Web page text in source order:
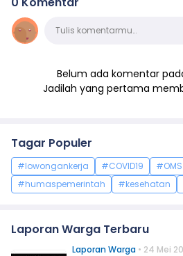
KomentarTulis komentarmu…
Belum ada komentar
Jadilah yang pertama
Tagar Populer
#lowongankerja #COVID19 #OMS
#humaspemerintah
#kesehatan
Laporan Warga Terbaru
Laporan Warga • 24 Mei